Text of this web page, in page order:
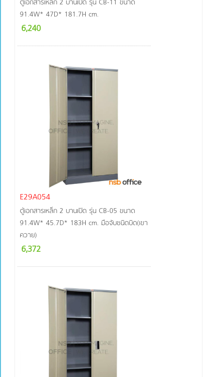
ตู้เอกสารเหล็ก 2 บานเปิด รุ่น CB-11 ขนาด
91.4W* 47D* 181.7H cm.
6,240
E29A054
ตู้เอกสารเหล็ก 2 บานเปิด รุ่น CB-05 ขนาด
91.4W* 45.7D* 183H cm. มือจับชนิดบิด(เขา
ควาย)
6,372